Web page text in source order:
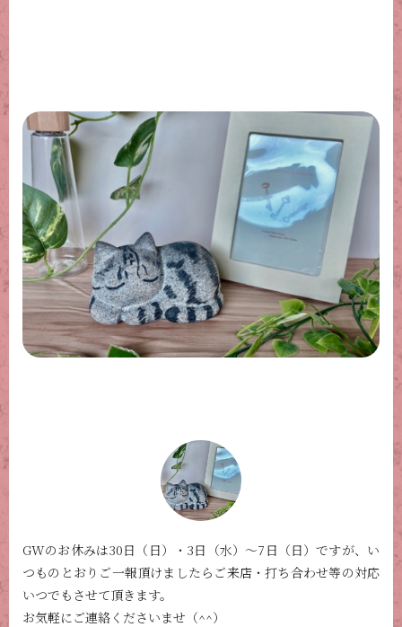
GWのお休みは30日（日）・3日（水）〜7日（日）ですが、い
つものとおりご一報頂けましたらご来店・打ち合わせ等の対応
いつでもさせて頂きます。
お気軽にご連絡くださいませ（^^）